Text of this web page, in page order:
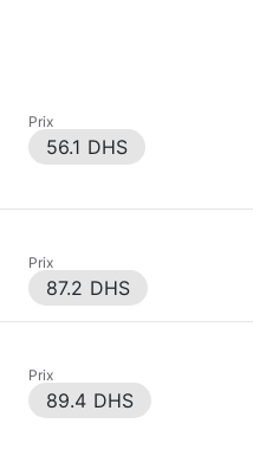
Prix
56.1 DHS
Prix
87.2 DHS
Prix
89.4 DHS